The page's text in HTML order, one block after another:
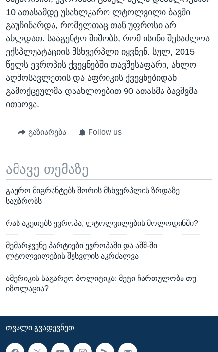
10 ათასამდე უსახლკარო ლტოლვილი ბავში
გაუჩინარდა, რომელთაც თან უფროსი არ
ახლდათ. სააგენტო შიშობს, რომ ისინი შესაძლოა
ექსპლუატაციის მსხვერპლი იყვნენ. სულ, 2015
წელს ევროპის ქვეყნებში თავშესაფარი, ახლო
აღმოსავლეთის და აფრიკის ქვეყნებიდან
გამოქცეულმა დაახლოებით 90 ათასმა ბავშვმა
ითხოვა.
გაზიარება Follow us
ამავე თემაზე
გაერო მიგრანტებს შორის მსხვერპლის ზრდაზე
საუბრობს
რას აკეთებს ევროპა, ლტოლვილების მოლოდინში?
მემარჯვენე პარტიები ევროპაში და აშშ-ში
ლტოლვილების შესვლის აკრძალვა
ამერიკის საგარეო პოლიტიკა: მეტი ჩართულობა თუ
იზოლაცია?
ᲗᲕᲐᲚᲘ ᲒᲕᲐᲓᲔᲕᲜᲔᲗ